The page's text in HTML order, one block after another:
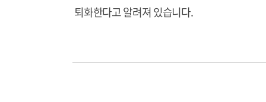
퇴화한다고 알려져 있습니다.